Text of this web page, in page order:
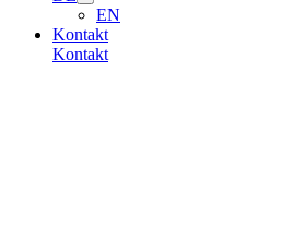
EN
Kontakt
Kontakt